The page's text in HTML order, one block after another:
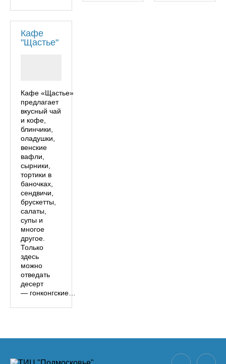
Кафе
"Щастье"
Кафе «Щастье»
предлагает
вкусный чай
и кофе,
блинчики,
оладушки,
венские
вафли,
сырники,
тортики в
баночках,
сендвичи,
брускетты,
салаты,
супы и
многое
другое.
Только
здесь
можно
отведать
десерт
— гонконгские…